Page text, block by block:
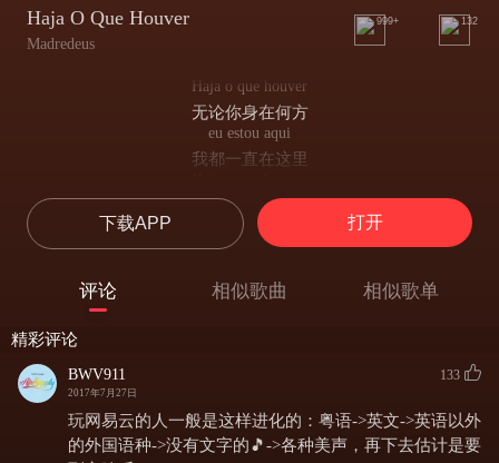
Haja O Que Houver
Madredeus
999+ 132
Haja o que houver
无论你身在何方
eu estou aqui
我都一直在这里
无论你身在何方
espero por ti
我都会等你
乘着风回来吧
por favor
求求你
下载APP 打开
评论 相似歌曲 相似歌单
精彩评论
BWV911
2017年7月27日
133
玩网易云的人一般是这样进化的：粤语->英文->英语以外
的外国语种->没有文字的🎵->各种美声，再下去估计是要